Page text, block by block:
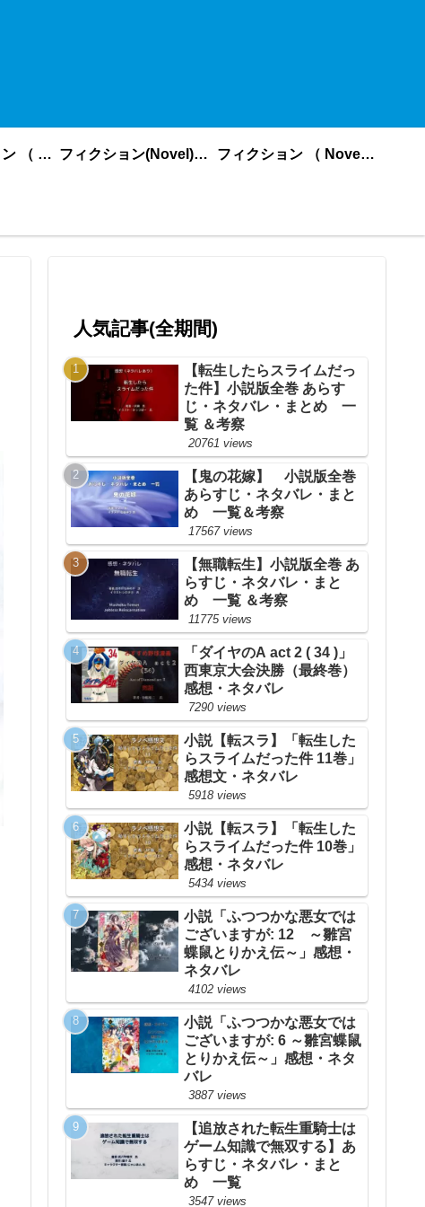
ノンフィクション （ nonfiction ） あいうえお順 フィクション(Novel)更新順 フィクション （ Novel ） あいうえお順
人気記事(全期間)
【転生したらスライムだっ
た件】小説版全巻 あらす
じ・ネタバレ・まとめ 一
覧 ＆考察
20761 views
【鬼の花嫁】 小説版全巻
あらすじ・ネタバレ・まと
め 一覧＆考察
17567 views
【無職転生】小説版全巻 あ
らすじ・ネタバレ・まと
め 一覧 ＆考察
11775 views
「ダイヤのA act 2 ( 34 )」
西東京大会決勝（最終巻）
感想・ネタバレ
7290 views
小説【転スラ】「転生した
らスライムだった件 11巻」
感想文・ネタバレ
5918 views
小説【転スラ】「転生した
らスライムだった件 10巻」
感想・ネタバレ
5434 views
小説「ふつつかな悪女では
ございますが: 12 ～雛宮
蝶鼠とりかえ伝～」感想・
ネタバレ
4102 views
小説「ふつつかな悪女では
ございますが: 6 ～雛宮蝶鼠
とりかえ伝～」感想・ネタ
バレ
3887 views
【追放された転生重騎士は
ゲーム知識で無双する】あ
らすじ・ネタバレ・まと
め 一覧
3547 views